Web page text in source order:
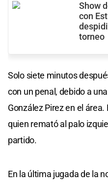
Show
con
torneo
Solo siete minutos
con un penal, debido a
González Pirez en el
quien remató al palo
partido.
En la última jugada de la